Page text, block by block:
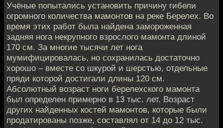
Учёные попытались установить причину гибели
огромного количества мамонтов на реке Берелех. Во
время этих работ была найдена замороженная
задняя нога некрупного взрослого мамонта длиной
170 см. За многие тысячи лет нога
мумифицировалась, но сохранилась достаточно
хорошо – вместе со шкурой и шерстью, отдельные
пряди которой достигали длины 120 см.
Абсолютный возраст ноги берелехского мамонта
был определен примерно в 13 тыс. лет. Возраст
других найденных костей мамонтов, которые были
продатированы позже, составлял от 14 до 12 тыс.